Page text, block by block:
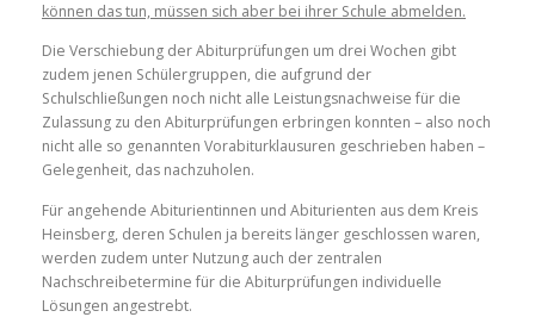
können das tun, müssen sich aber bei ihrer Schule abmelden.
Die Verschiebung der Abiturprüfungen um drei Wochen gibt
zudem jenen Schülergruppen, die aufgrund der
Schulschließungen noch nicht alle Leistungsnachweise für die
Zulassung zu den Abiturprüfungen erbringen konnten – also noch
nicht alle so genannten Vorabiturklausuren geschrieben haben –
Gelegenheit, das nachzuholen.
Für angehende Abiturientinnen und Abiturienten aus dem Kreis
Heinsberg, deren Schulen ja bereits länger geschlossen waren,
werden zudem unter Nutzung auch der zentralen
Nachschreibetermine für die Abiturprüfungen individuelle
Lösungen angestrebt.